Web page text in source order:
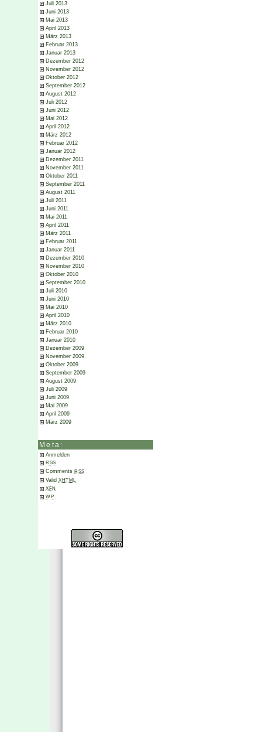
Juli 2013
Juni 2013
Mai 2013
April 2013
März 2013
Februar 2013
Januar 2013
Dezember 2012
November 2012
Oktober 2012
September 2012
August 2012
Juli 2012
Juni 2012
Mai 2012
April 2012
März 2012
Februar 2012
Januar 2012
Dezember 2011
November 2011
Oktober 2011
September 2011
August 2011
Juli 2011
Juni 2011
Mai 2011
April 2011
März 2011
Februar 2011
Januar 2011
Dezember 2010
November 2010
Oktober 2010
September 2010
Juli 2010
Juni 2010
Mai 2010
April 2010
März 2010
Februar 2010
Januar 2010
Dezember 2009
November 2009
Oktober 2009
September 2009
August 2009
Juli 2009
Juni 2009
Mai 2009
April 2009
März 2009
Meta:
Anmelden
RSS
Comments RSS
Valid XHTML
XFN
WP